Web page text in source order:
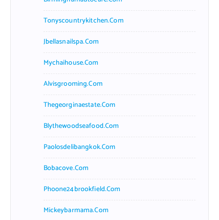
Tonyscountrykitchen.com
Jbellasnailspa.com
Mychaihouse.com
Alvisgrooming.com
Thegeorginaestate.com
Blythewoodseafood.com
Paolosdelibangkok.com
Bobacove.com
Phoone24brookfield.com
Mickeybarmama.com